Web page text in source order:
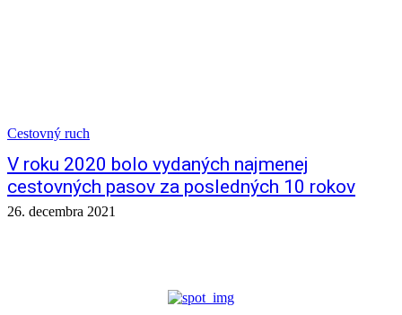
Cestovný ruch
V roku 2020 bolo vydaných najmenej
cestovných pasov za posledných 10 rokov
26. decembra 2021